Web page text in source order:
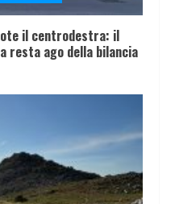
il centrodestra: il
resta ago della bilancia